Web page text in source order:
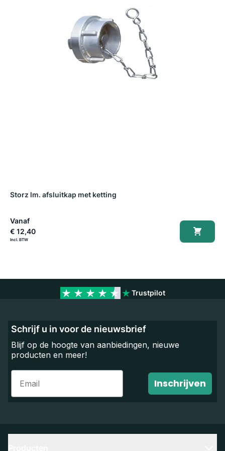
Storz lm. afsluitkap met ketting
Vanaf
€ 12,40
Trustpilot
Schrijf u in voor de nieuwsbrief
Blijf op de hoogte van aanbiedingen, nieuwe
producten en meer!
Email
Inschrijven